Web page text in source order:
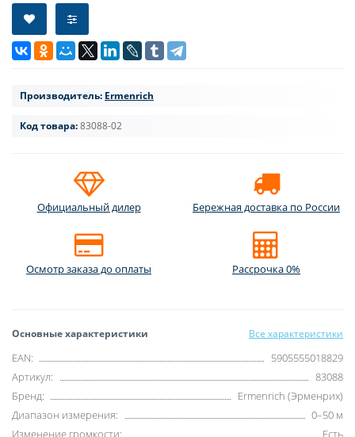
Производитель: Ermenrich
Код товара:83088-02
Официальный дилер Бережная доставка по России
Осмотр заказа до оплаты Рассрочка 0%
Основные характеристики Все характеристики
EAN:
5905555018829
Артикул:
83088
Бренд:
Ermenrich (Эрменрих)
Диапазон измерения:
0–50 м
Изменение громкости:
Есть